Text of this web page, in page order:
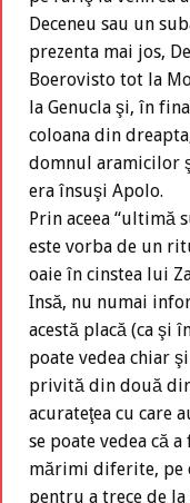
Deceneu sau un
prezenta mai jos,
Boerovisto tot la
la Genucla şi, în
coloana din
domnul aramicilor
era însuşi Apolo.
Prin aceea “ultimă
este vorba de un
oaie în cinstea lui
Insă, nu numai
acestă placă (ca şi
poate vedea chiar
privită din două
acurateţea cu care
se poate vedea că
mărimi diferite, pe
pentru a trece de